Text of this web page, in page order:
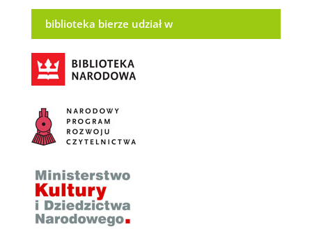
biblioteka bierze udział w